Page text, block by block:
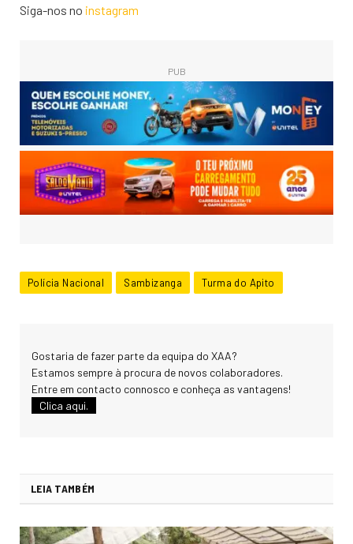
Siga-nos no instagram
PUB
Polícia Nacional Sambizanga Turma do Apito
Gostaria de fazer parte da equipa do XAA?
Estamos sempre à procura de novos colaboradores.
Entre em contacto connosco e conheça as vantagens!
Clica aqui.
LEIA TAMBÉM